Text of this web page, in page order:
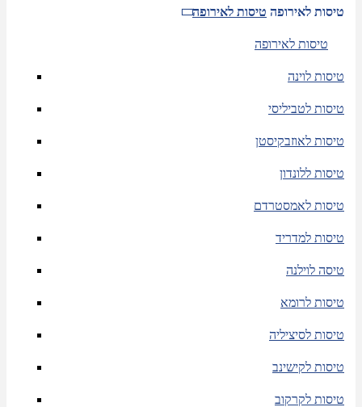
טיסות לאירופה טיסות לאירופה
טיסות לאירופה
טיסות לוינה
טיסות לטביליסי
טיסות לאוזבקיסטן
טיסות ללונדון
טיסות לאמסטרדם
טיסות למדריד
טיסה לוילנה
טיסות לרומא
טיסות לסיציליה
טיסות לקישינב
טיסות לקרקוב